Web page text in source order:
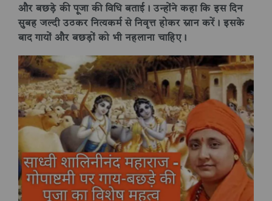
और बछड़े की पूजा की विधि बताई। उन्होंने कहा कि इस दिन
सुबह जल्दी उठकर नित्यकर्म से निवृत्त होकर स्नान करें। इसके
बाद गायों और बछड़ों को भी नहलाना चाहिए।